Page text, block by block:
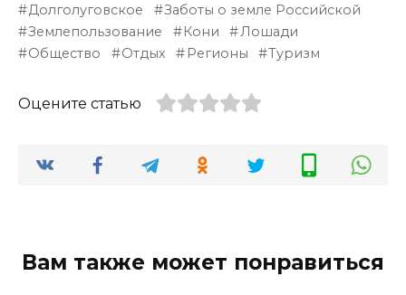
Долголуговское
Заботы о земле Российской
Землепользование
Кони
Лошади
Общество
Отдых Регионы Туризм
Оцените статью
Вам также может понравиться